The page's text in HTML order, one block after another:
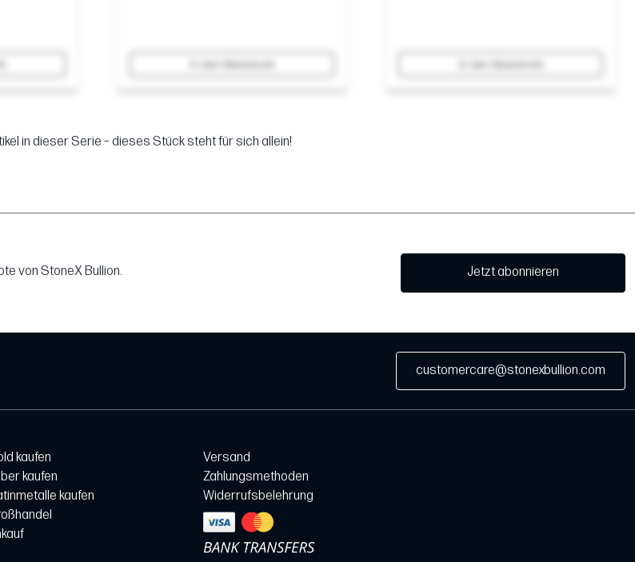
in dieser Serie – dieses Stück steht für sich allein!
von StoneX Bullion.
Jetzt abonnieren
customercare@stonexbullion.com
kaufen
kaufen
kaufen
Versand
Zahlungsmethoden
Widerrufsbelehrung